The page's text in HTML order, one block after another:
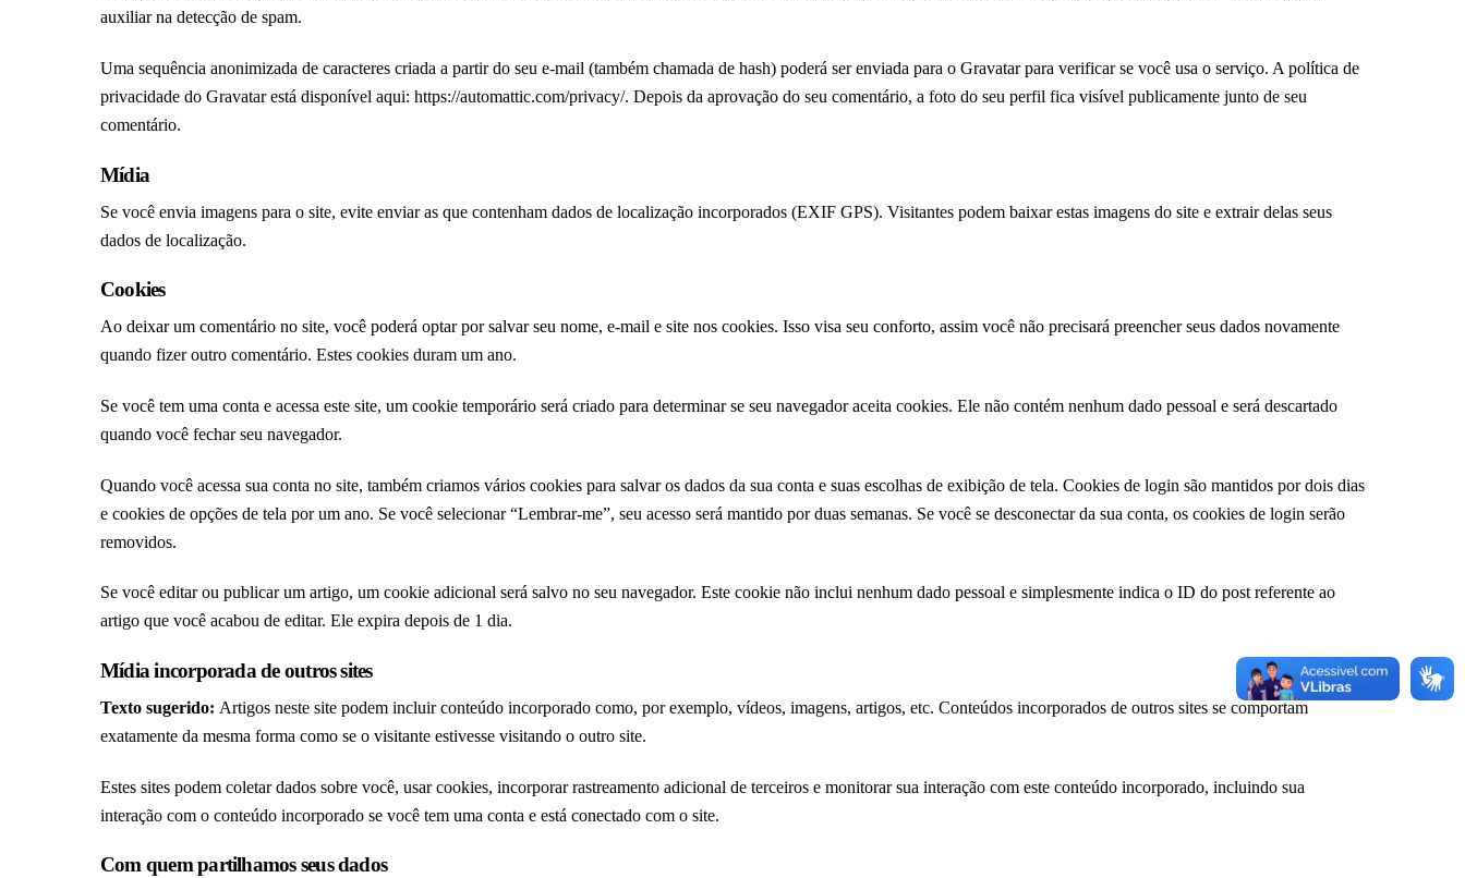
auxiliar na detecção de spam.
Uma sequência anonimizada de caracteres criada a partir do seu e-mail (também chamada de hash) poderá ser enviada para o Gravatar para verificar se você usa o serviço. A política de
privacidade do Gravatar está disponível aqui: https://automattic.com/privacy/. Depois da aprovação do seu comentário, a foto do seu perfil fica visível publicamente junto de seu
comentário.
Mídia
Se você envia imagens para o site, evite enviar as que contenham dados de localização incorporados (EXIF GPS). Visitantes podem baixar estas imagens do site e extrair delas seus
dados de localização.
Cookies
Ao deixar um comentário no site, você poderá optar por salvar seu nome, e-mail e site nos cookies. Isso visa seu conforto, assim você não precisará preencher seus dados novamente
quando fizer outro comentário. Estes cookies duram um ano.
Se você tem uma conta e acessa este site, um cookie temporário será criado para determinar se seu navegador aceita cookies. Ele não contém nenhum dado pessoal e será descartado
quando você fechar seu navegador.
Quando você acessa sua conta no site, também criamos vários cookies para salvar os dados da sua conta e suas escolhas de exibição de tela. Cookies de login são mantidos por dois dias
e cookies de opções de tela por um ano. Se você selecionar “Lembrar-me”, seu acesso será mantido por duas semanas. Se você se desconectar da sua conta, os cookies de login serão
removidos.
Se você editar ou publicar um artigo, um cookie adicional será salvo no seu navegador. Este cookie não inclui nenhum dado pessoal e simplesmente indica o ID do post referente ao
artigo que você acabou de editar. Ele expira depois de 1 dia.
Mídia incorporada de outros sites
Texto sugerido: Artigos neste site podem incluir conteúdo incorporado como, por exemplo, vídeos, imagens, artigos, etc. Conteúdos incorporados de outros sites se comportam
exatamente da mesma forma como se o visitante estivesse visitando o outro site.
Estes sites podem coletar dados sobre você, usar cookies, incorporar rastreamento adicional de terceiros e monitorar sua interação com este conteúdo incorporado, incluindo sua
interação com o conteúdo incorporado se você tem uma conta e está conectado com o site.
Com quem partilhamos seus dados